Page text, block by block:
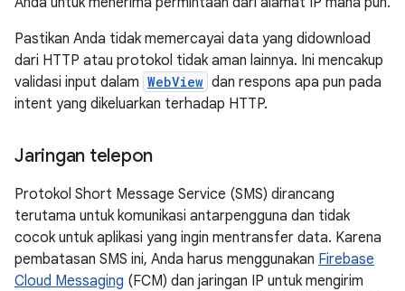
Pastikan Anda tidak memercayai data yang didownload
dari HTTP atau protokol tidak aman lainnya. Ini mencakup
validasi input dalam WebView dan respons apa pun pada
intent yang dikeluarkan terhadap HTTP.
Jaringan telepon
Protokol Short Message Service (SMS) dirancang
terutama untuk komunikasi antarpengguna dan tidak
cocok untuk aplikasi yang ingin mentransfer data. Karena
pembatasan SMS ini, Anda harus menggunakan Firebase
Cloud Messaging (FCM) dan jaringan IP untuk mengirim